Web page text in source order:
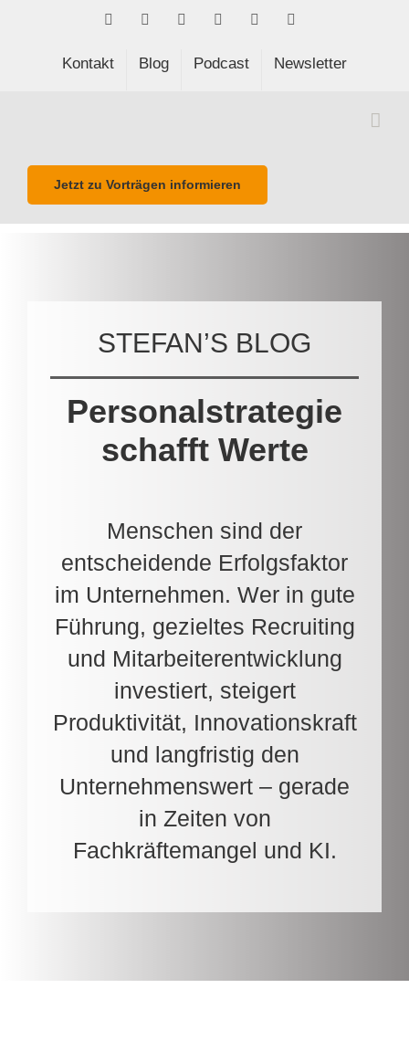
FacebookLinkedIn Spotify
Kontakt Blog Podcast Newsletter
Jetzt zu Vorträgen informieren
STEFAN’S BLOG
Personalstrategie
schafft Werte
Menschen sind der
entscheidende Erfolgsfaktor
im Unternehmen. Wer in gute
Führung, gezieltes Recruiting
und Mitarbeiterentwicklung
investiert, steigert
Produktivität, Innovationskraft
und langfristig den
Unternehmenswert – gerade
in Zeiten von
Fachkräftemangel und KI.